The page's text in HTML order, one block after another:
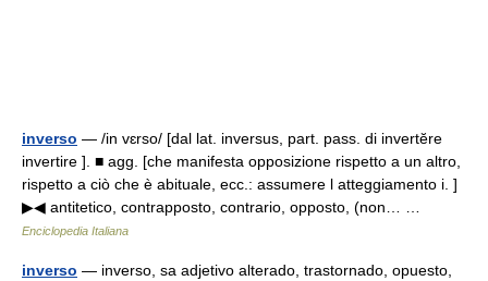
inverso — /in vɛrso/ [dal lat. inversus, part. pass. di invertĕre
invertire ]. ■ agg. [che manifesta opposizione rispetto a un altro,
rispetto a ciò che è abituale, ecc.: assumere l atteggiamento i. ]
▶◀ antitetico, contrapposto, contrario, opposto, (non… …
Enciclopedia Italiana
inverso — inverso, sa adjetivo alterado, trastornado, opuesto,